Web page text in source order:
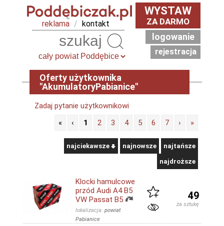
reklama / kontakt
WYSTAW
ZA DARMO
logowanie
rejestracja
Oferty użytkownika
"AkumulatoryPabianice"
Zadaj pytanie użytkownikowi
«
‹ 1 2 3 4 5 6 7 › »
najciekawsze najnowsze najtańsze
najdroższe
Klocki hamulcowe
przód Audi A4 B5
VW Passat B5
lokalizacja: powiat
Pabianice
49
za sztukę